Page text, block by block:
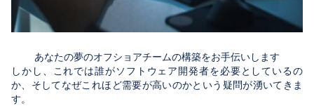
あなたの夢のオフショアチームの構築をお手伝いします
しかし、これでは誰がソフトウェア開発者を必要としているの
か、そしてなぜこれほど需要が高いのかという疑問が湧いてきま
す。